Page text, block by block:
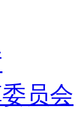
员会